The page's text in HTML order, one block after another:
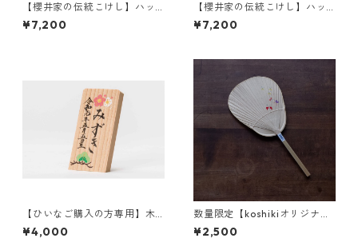
【櫻井家の伝統こけし】ハッ
ト帽a-8
¥7,200
【櫻井家の伝統こけし】ハッ
ト帽c-2
¥7,200
【ひいなご購入の方専用】木
札 名前・描彩入り
¥4,000
数量限定【koshikiオリジナ
ル】うちわ(小) -蝶a-
¥2,500